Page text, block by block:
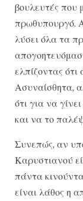
βουλευτές που
πρωθυπουργό.
λύσει όλα τα
ελπίζοντας
Ασυναίσθητα,
ότι για να
και να το
Συνεπώς, αν
Καρυστιανού
πάντα
είναι λάθος η